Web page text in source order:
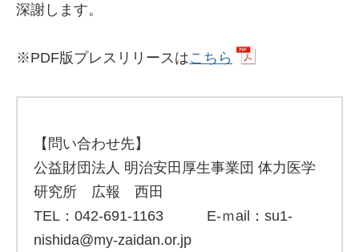
深謝します。
※PDF版プレスリリースはこちら
【問い合わせ先】
公益財団法人 明治安田厚生事業団 体力医学
研究所 広報 西田
TEL：042-691-1163 E-ｍail：su1-
nishida@my-zaidan.or.jp